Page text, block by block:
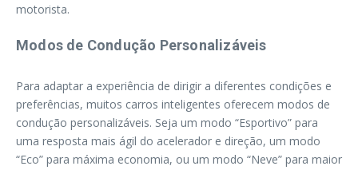
motorista.
Modos de Condução Personalizáveis
Para adaptar a experiência de dirigir a diferentes condições e
preferências, muitos carros inteligentes oferecem modos de
condução personalizáveis. Seja um modo “Esportivo” para
uma resposta mais ágil do acelerador e direção, um modo
“Eco” para máxima economia, ou um modo “Neve” para maior